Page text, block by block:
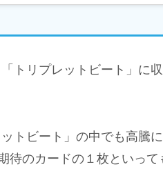
トリプレットビート」に
トビート」の中でも高騰
待のカードの１枚といって